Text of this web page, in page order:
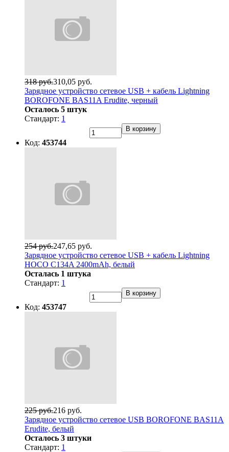
310,05 руб.
318 руб.
Зарядное устройство сетевое USB + кабель Lightning
BOROFONE BAS11A Erudite, черный
Осталось 5 штук
Стандарт: 1
В корзину
Код: 453744
247,65 руб.
254 руб.
Зарядное устройство сетевое USB + кабель Lightning
HOCO C134A 2400mAh, белый
Осталась 1 штука
Стандарт: 1
В корзину
Код: 453747
216 руб.
225 руб.
Зарядное устройство сетевое USB BOROFONE BAS11A
Erudite, белый
Осталось 3 штуки
Стандарт: 1